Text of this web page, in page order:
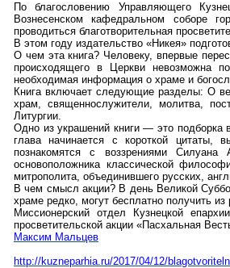
По благословению Управляющего
Вознесенском кафедральном соборе
проводиться благотворительная
В этом году издательство «Никея»
О чем эта книга? Человеку, впервые
происходящего в Церкви невозможна
необходимая информация о храме и
Книга включает следующие разделы: О
храм, священнослужители, молитва,
Литургии.
Одно из украшений книги — это
глава начинается с короткой цитаты,
познакомятся с воззрениями Силуана
основоположника классической
митрополита, объединившего русских,
В чем смысл акции? В день Великой
храме редко, могут бесплатно получить
Миссионерский отдел Кузнецкой
просветительской акции «Пасхальная
Максим Мальцев
http://kuzneparhia.ru/2017/04/12/